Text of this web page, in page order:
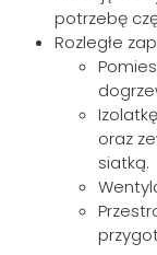
potrzebę
Rozległe
oraz
siatką.